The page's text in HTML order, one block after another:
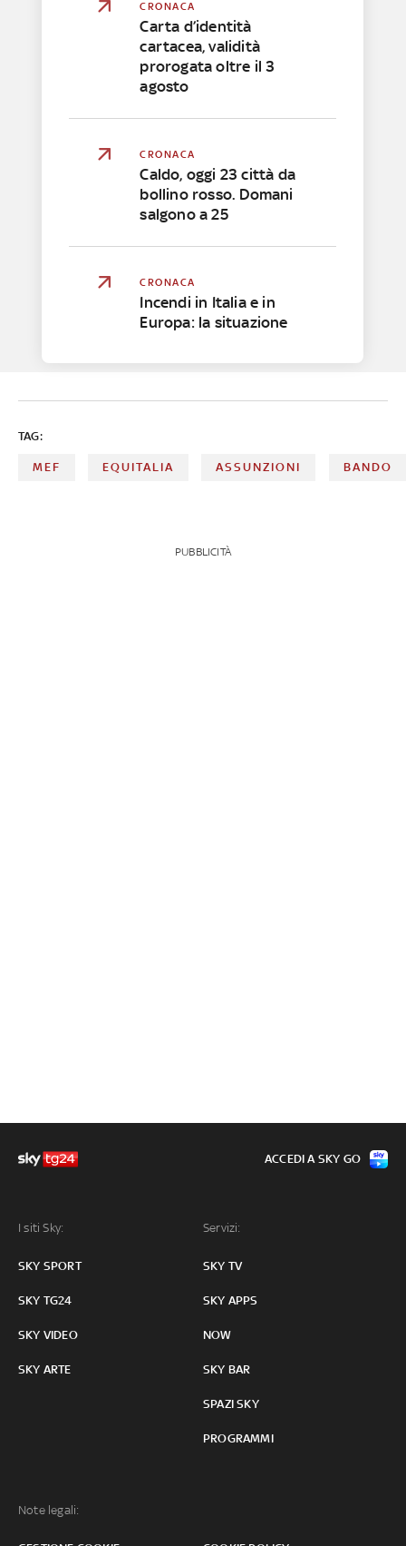
CRONACA
Carta d’identità
cartacea, validità
prorogata oltre il 3
agosto
CRONACA
Caldo, oggi 23 città da
bollino rosso. Domani
salgono a 25
CRONACA
Incendi in Italia e in
Europa: la situazione
TAG:
MEF EQUITALIA ASSUNZIONI BANDO
PUBBLICITÀ
I siti Sky:
SKY SPORT
SKY TG24
SKY VIDEO
SKY ARTE
Servizi:
SKY TV
SKY APPS
NOW
SKY BAR
SPAZI SKY
PROGRAMMI
Note legali:
ACCEDI A SKY GO